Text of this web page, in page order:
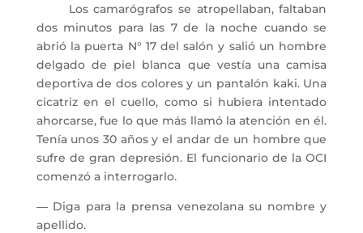
Los camarógrafos se atropellaban, faltaban
dos minutos para las 7 de la noche cuando se
abrió la puerta N° 17 del salón y salió un hombre
delgado de piel blanca que vestía una camisa
deportiva de dos colores y un pantalón kaki. Una
cicatriz en el cuello, como si hubiera intentado
ahorcarse, fue lo que más llamó la atención en él.
Tenía unos 30 años y el andar de un hombre que
sufre de gran depresión. El funcionario de la OCI
comenzó a interrogarlo.
― Diga para la prensa venezolana su nombre y
apellido.